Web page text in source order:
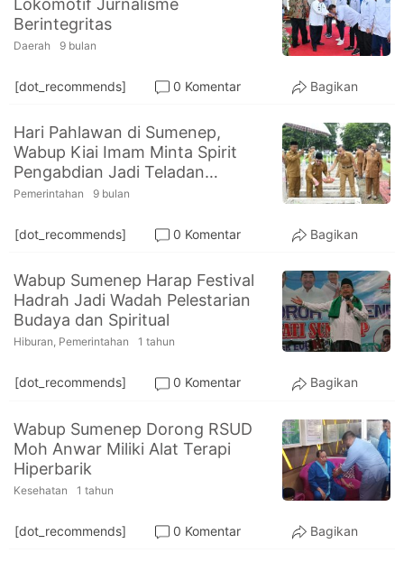
PT.
Balqis
Cyber
Media
Lokomotif Jurnalisme
Berintegritas
Daerah 9 bulan
[dot_recommends] 0 Komentar Bagikan
Hari Pahlawan di Sumenep,
Wabup Kiai Imam Minta Spirit
Pengabdian Jadi Teladan
Kepemimpinan
Pemerintahan 9 bulan
[dot_recommends] 0 Komentar Bagikan
Wabup Sumenep Harap Festival
Hadrah Jadi Wadah Pelestarian
Budaya dan Spiritual
Hiburan, Pemerintahan 1 tahun
[dot_recommends] 0 Komentar Bagikan
Wabup Sumenep Dorong RSUD
Moh Anwar Miliki Alat Terapi
Hiperbarik
Kesehatan 1 tahun
[dot_recommends] 0 Komentar Bagikan